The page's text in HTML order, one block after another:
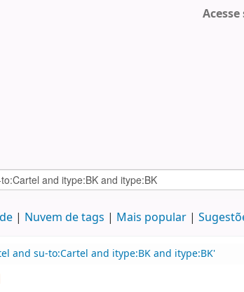
Nuvem de tags Mais popular
and su-to:Cartel and itype:BK and itype:BK'